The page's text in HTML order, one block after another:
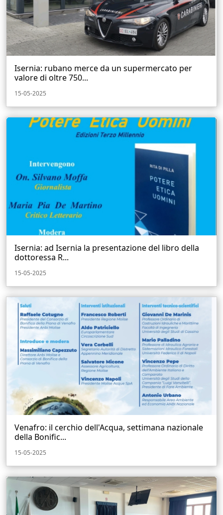
Isernia: rubano merce da un supermercato per
valore di oltre 750...
15-05-2025
Isernia: ad Isernia la presentazione del libro della
dottoressa R...
15-05-2025
Venafro: il cerchio dell'Acqua, settimana nazionale
della Bonific...
15-05-2025